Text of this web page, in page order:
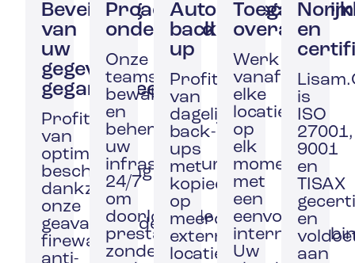
Beveiliging
van
uw
gegevens
gegarandeerd
Profiteer
van
optimale
bescherming
dankzij
onze
geavanceerde
firewalls,
Proactief
onderhoud
Onze
teams
bewaken
en
beheren
uw
infrastructuren
24/7
om
doorlopende
prestaties
zonder
Automatische
back-
up
Profiteer
van
dagelijkse
back-
ups
met
kopieën
op
meerdere
externe
locaties,
overal
Werk
vanaf
elke
locatie,
op
elk
moment,
met
een
eenvoudige
Uw
en
is
ISO
27001,
9001
en
TISAX
en
aan